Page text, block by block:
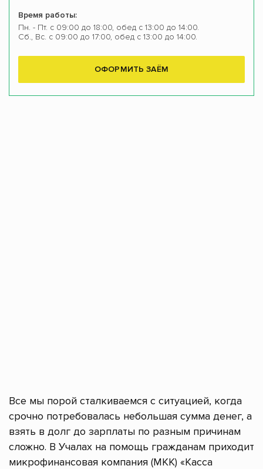
Время работы:
Пн. - Пт. с 09:00 до 18:00, обед с 13:00 до 14:00.
Сб., Вс. с 09:00 до 17:00, обед с 13:00 до 14:00.
ОФОРМИТЬ ЗАЁМ
Все мы порой сталкиваемся с ситуацией, когда
срочно потребовалась небольшая сумма денег, а
взять в долг до зарплаты по разным причинам
сложно. В Учалах на помощь гражданам приходит
микрофинансовая компания (МКК) «Касса